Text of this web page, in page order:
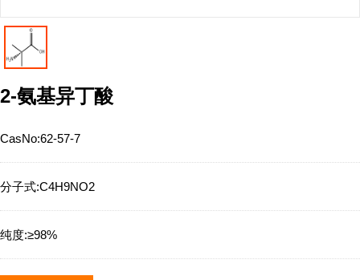
2-氨基异丁酸
CasNo:62-57-7
分子式:C4H9NO2
纯度:≥98%